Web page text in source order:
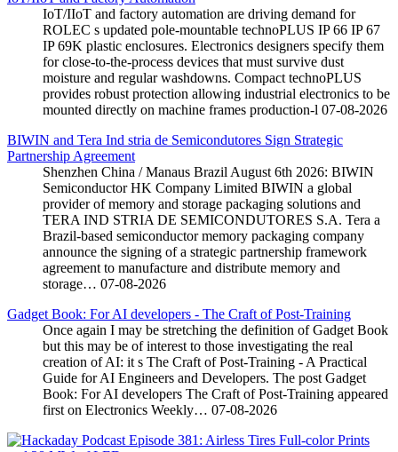
IoT/IIoT and factory automation are driving demand for
ROLEC s updated pole-mountable technoPLUS IP 66 IP 67
IP 69K plastic enclosures. Electronics designers specify them
for close-to-the-process devices that must survive dust
moisture and regular washdowns. Compact technoPLUS
provides robust protection allowing industrial electronics to be
mounted directly on machine frames production-l 07-08-2026
BIWIN and Tera Ind stria de Semicondutores Sign Strategic
Partnership Agreement
Shenzhen China / Manaus Brazil August 6th 2026: BIWIN
Semiconductor HK Company Limited BIWIN a global
provider of memory and storage packaging solutions and
TERA IND STRIA DE SEMICONDUTORES S.A. Tera a
Brazil-based semiconductor memory packaging company
announce the signing of a strategic partnership framework
agreement to manufacture and distribute memory and
storage… 07-08-2026
Gadget Book: For AI developers - The Craft of Post-Training
Once again I may be stretching the definition of Gadget Book
but this may be of interest to those investigating the real
creation of AI: it s The Craft of Post-Training - A Practical
Guide for AI Engineers and Developers. The post Gadget
Book: For AI developers The Craft of Post-Training appeared
first on Electronics Weekly… 07-08-2026